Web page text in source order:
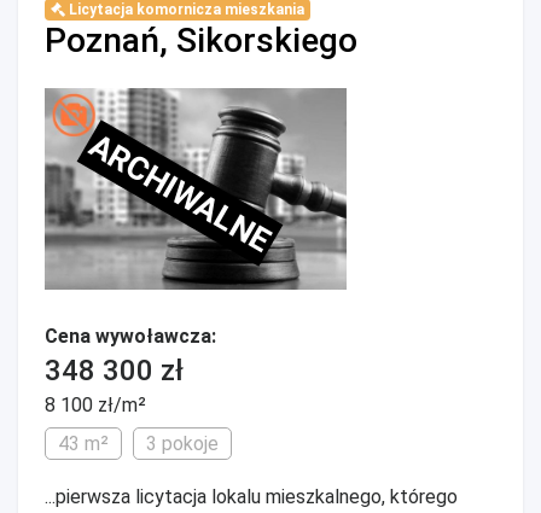
Licytacja komornicza mieszkania
Poznań, Sikorskiego
ARCHIWALNE
Cena wywoławcza:
348 300 zł
8 100 zł/m²
43 m²
3 pokoje
...pierwsza licytacja lokalu mieszkalnego, którego